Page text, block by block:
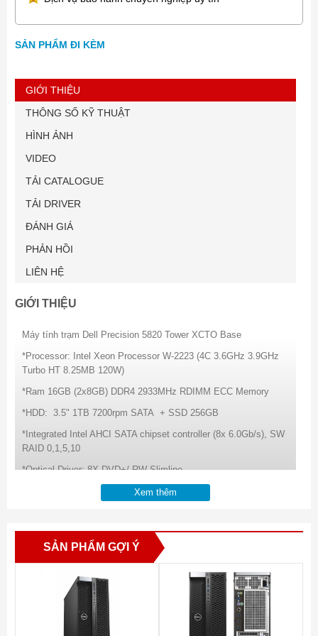
SẢN PHẨM ĐI KÈM
GIỚI THIỆU
THÔNG SỐ KỸ THUẬT
HÌNH ẢNH
VIDEO
TẢI CATALOGUE
TẢI DRIVER
ĐÁNH GIÁ
PHẢN HỒI
LIÊN HỆ
GIỚI THIỆU
Máy tính trạm Dell Precision 5820 Tower XCTO Base
*Processor: Intel Xeon Processor W-2223 (4C 3.6GHz 3.9GHz
Turbo HT 8.25MB 120W)
*Ram 16GB (2x8GB) DDR4 2933MHz RDIMM ECC Memory
*HDD: 3.5" 1TB 7200rpm SATA + SSD 256GB
*Integrated Intel AHCI SATA chipset controller (8x 6.0Gb/s), SW
RAID 0,1,5,10
*Optical Driver: 8X DVD+/-RW Slimline
*Graphics: NVIDIA Quadro T600, 4GB, 4 DP
*Windows 10 Pro for Workstations (up to 4 Cores) English
*3Yr Keep Your HD + 3Yr ProSupport
Máy trạm - Workstation Dell Precision
Xem thêm
SẢN PHẨM GỢI Ý